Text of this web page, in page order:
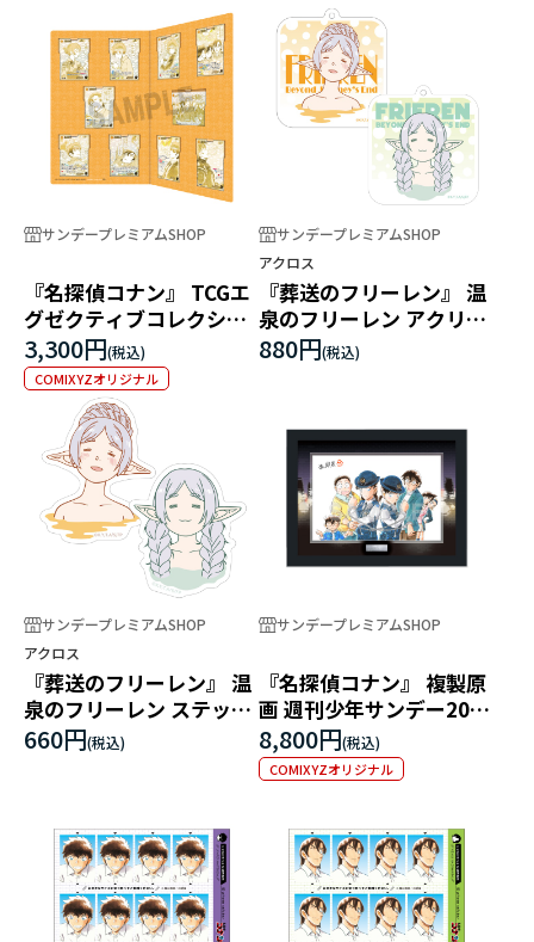
サンデープレミアムSHOP
『名探偵コナン』 TCGエ
グゼクティブコレクショ
ン[02]Highway in 2026
3,300円
COMIXYZオリジナル
サンデープレミアムSHOP
アクロス
『葬送のフリーレン』 温
泉のフリーレン アクリル
キーホルダー
880円
サンデープレミアムSHOP
アクロス
『葬送のフリーレン』 温
泉のフリーレン ステッカ
ー
660円
サンデープレミアムSHOP
『名探偵コナン』 複製原
画 週刊少年サンデー2026
年19号＆20号表紙イラス
ト
8,800円
COMIXYZオリジナル